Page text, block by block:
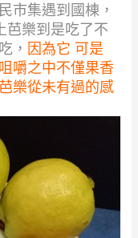
市集遇到國棟，
芭樂到是吃了不
， 因為它 可是
嚼之中不僅果香
樂從未有過的感